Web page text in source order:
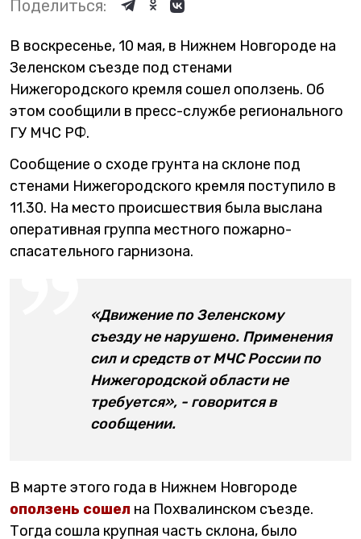
Поделиться:
В воскресенье, 10 мая, в Нижнем Новгороде на
Зеленском съезде под стенами
Нижегородского кремля сошел оползень. Об
этом сообщили в пресс-службе регионального
ГУ МЧС РФ.
Сообщение о сходе грунта на склоне под
стенами Нижегородского кремля поступило в
11.30. На место происшествия была выслана
оперативная группа местного пожарно-
спасательного гарнизона.
«Движение по Зеленскому
съезду не нарушено. Применения
сил и средств от МЧС России по
Нижегородской области не
требуется», - говорится в
сообщении.
В марте этого года в Нижнем Новгороде
оползень сошел на Похвалинском съезде.
Тогда сошла крупная часть склона, было